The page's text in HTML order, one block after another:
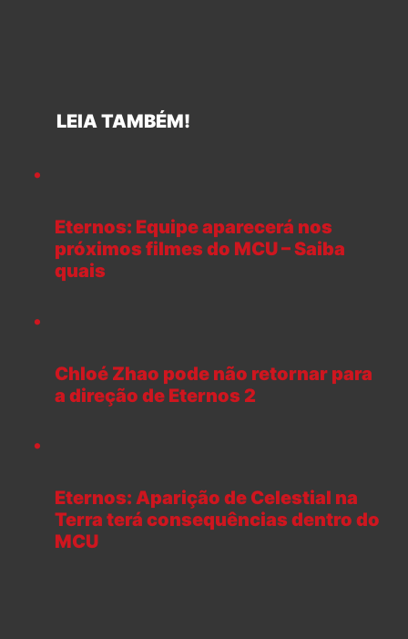
LEIA TAMBÉM!
Eternos: Equipe aparecerá nos
próximos filmes do MCU – Saiba
quais
Chloé Zhao pode não retornar para
a direção de Eternos 2
Eternos: Aparição de Celestial na
Terra terá consequências dentro do
MCU